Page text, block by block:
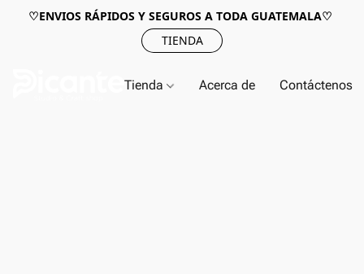
♡ENVIOS RÁPIDOS Y SEGUROS A TODA GUATEMALA♡
TIENDA
Tienda Acerca de Contáctenos